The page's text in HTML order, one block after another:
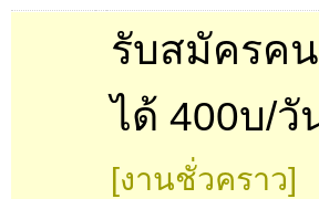
รับสมัครค
ได้ 400บ/วั
[งานชั่วคราว]